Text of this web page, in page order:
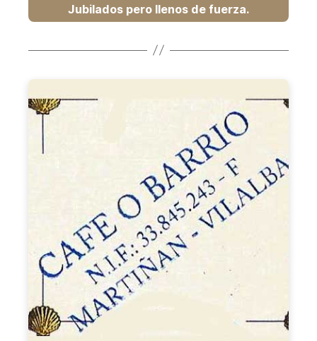
Jubilados pero llenos de fuerza.